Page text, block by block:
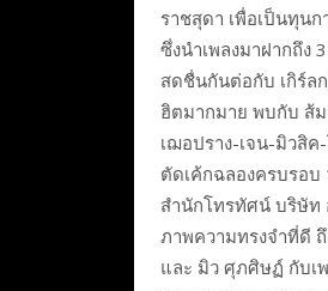
ราชสุดา เพื่อเป็นทุน
ซึ่งนำเพลงมาฝากถึง
สดชื่นกันต่อกับ เกิร์ล
ฮิตมากมาย พบกับ ส้ม
เฌอปราง-เจน-มิวสิ
ตัดเค้กฉลองครบรอบ
สำนักโทรทัศน์ บริษัท
ภาพความทรงจำที่ดี
และ มิว ศุภศิษฏ์ กับเ